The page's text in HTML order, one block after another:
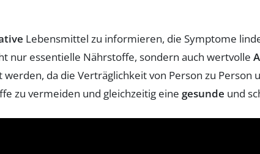
Lebensmittel zu informieren, die Symptome
nur essentielle Nährstoffe, sondern auch wertvolle
da die Verträglichkeit von Person zu
zu vermeiden und gleichzeitig eine gesunde und